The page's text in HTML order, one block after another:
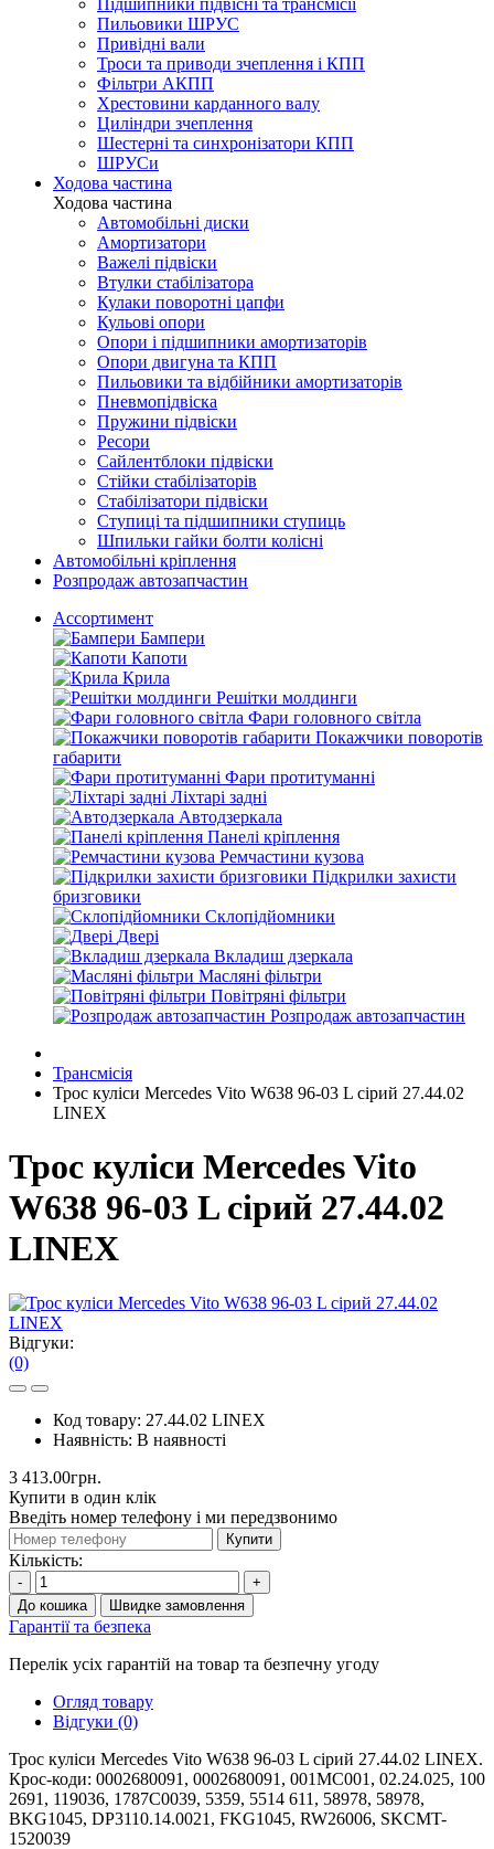
Підшипники підвісні та трансмісії
Пильовики ШРУС
Привідні вали
Троси та приводи зчеплення і КПП
Фільтри АКПП
Хрестовини карданного валу
Циліндри зчеплення
Шестерні та синхронізатори КПП
ШРУСи
Ходова частина
Ходова частина
Автомобільні диски
Амортизатори
Важелі підвіски
Втулки стабілізатора
Кулаки поворотні цапфи
Кульові опори
Опори і підшипники амортизаторів
Опори двигуна та КПП
Пильовики та відбійники амортизаторів
Пневмопідвіска
Пружини підвіски
Ресори
Сайлентблоки підвіски
Стійки стабілізаторів
Стабілізатори підвіски
Ступиці та підшипники ступиць
Шпильки гайки болти колісні
Автомобільні кріплення
Розпродаж автозапчастин
Ассортимент
Бампери
Капоти
Крила
Решітки молдинги
Фари головного світла
Покажчики поворотів
габарити
Фари протитуманні
Ліхтарі задні
Автодзеркала
Панелі кріплення
Ремчастини кузова
Підкрилки захисти
бризговики
Склопідйомники
Двері
Вкладиш дзеркала
Масляні фільтри
Повітряні фільтри
Розпродаж автозапчастин
Трансмісія
Трос куліси Mercedes Vito W638 96-03 L сірий 27.44.02
LINEX
Трос куліси Mercedes Vito
W638 96-03 L сірий 27.44.02
LINEX
Відгуки:
(0)
Код товару: 27.44.02 LINEX
Наявність: В наявності
3 413.00грн.
Купити в один клік
Введіть номер телефону і ми передзвонимо
Купити
Кількість:
-
+
До кошика
Швидке замовлення
Гарантії та безпека
Перелік усіх гарантій на товар та безпечну угоду
Огляд товару
Відгуки (0)
Трос куліси Mercedes Vito W638 96-03 L сірий 27.44.02 LINEX.
Крос-коди: 0002680091, 0002680091, 001MC001, 02.24.025, 100
2691, 119036, 1787C0039, 5359, 5514 611, 58978, 58978,
BKG1045, DP3110.14.0021, FKG1045, RW26006, SKCMT-
1520039